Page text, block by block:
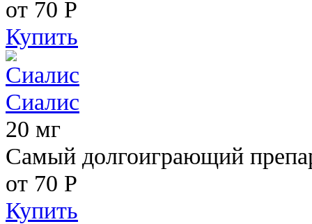
от 70 Р
Купить
Сиалис
20 мг
Самый долгоиграющий
от 70 Р
Купить